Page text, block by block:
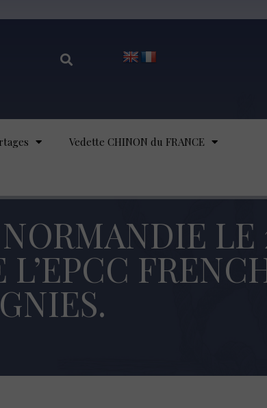
Vedette CHINON du FRANCE
LE